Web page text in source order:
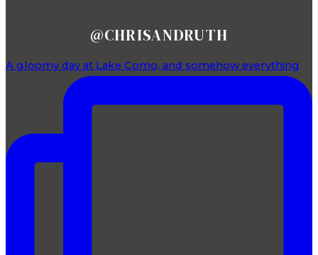
@CHRISANDRUTH
A gloomy day at Lake Como, and somehow everything